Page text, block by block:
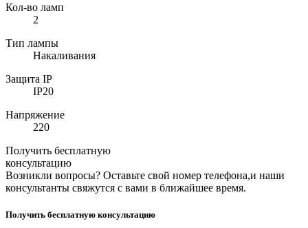
Кол-во ламп
2
Тип лампы
Накаливания
Защита IP
IP20
Напряжение
220
Получить бесплатную
консультацию
Возникли вопросы? Оставьте свой номер телефона,и наши
консультанты свяжутся с вами в ближайшее время.
Получить бесплатную консультацию